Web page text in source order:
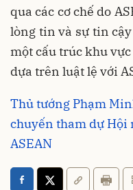
qua các cơ chế do
lòng tin và sự tin
một cấu trúc khu
dựa trên luật lệ với
Thủ tướng Phạm
chuyến tham dự Hội
ASEAN